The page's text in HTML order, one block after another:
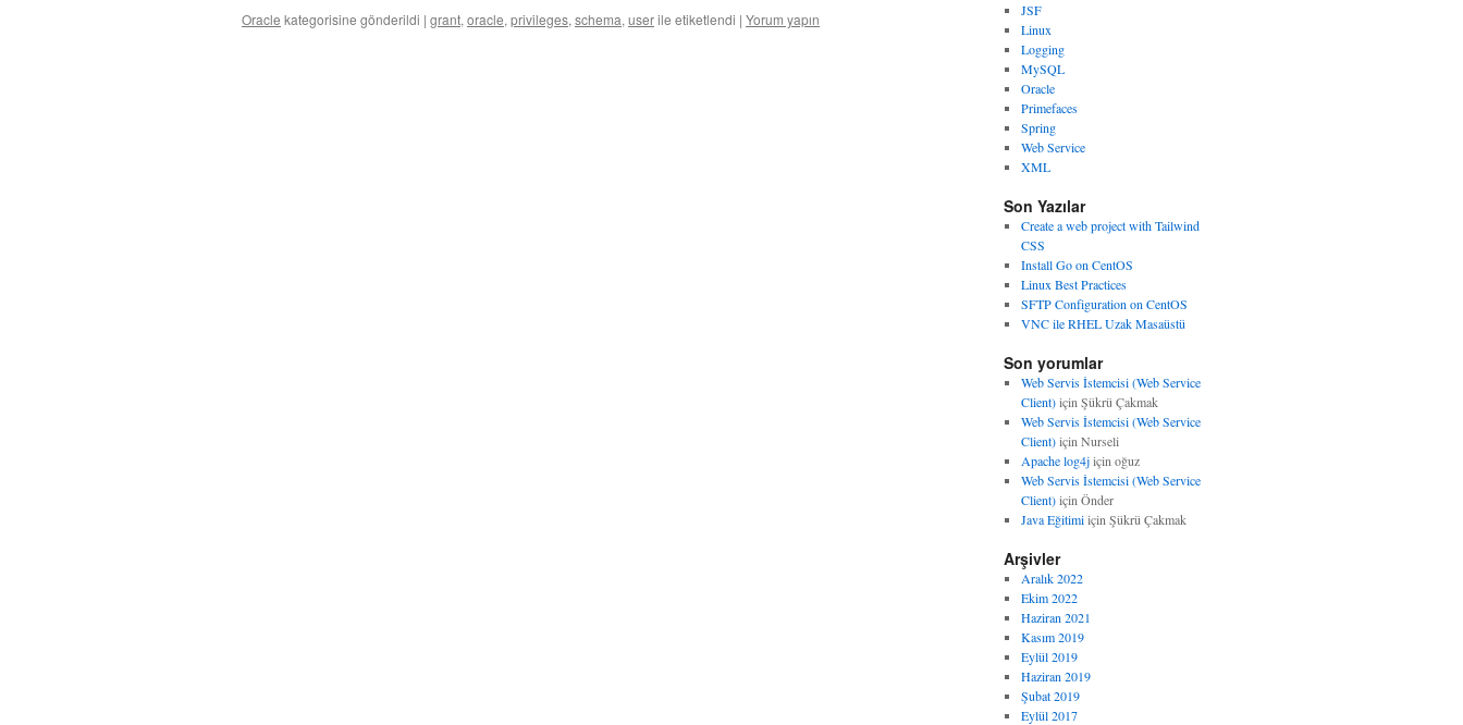
Oracle kategorisine gönderildi | grant, oracle, privileges, schema, userile etiketlendi | Yorum yapın
JSF
Linux
Logging
MySQL
Oracle
Primefaces
Spring
Web Service
XML
Son Yazılar
Create a web project with Tailwind
CSS
Install Go on CentOS
Linux Best Practices
SFTP Configuration on CentOS
VNC ile RHEL Uzak Masaüstü
Son yorumlar
Web Servis İstemcisi (Web Service
Client)için Şükrü Çakmak
Web Servis İstemcisi (Web Service
Client)için Nurseli
Apache log4jiçin oğuz
Web Servis İstemcisi (Web Service
Client)için Önder
Java Eğitimiiçin Şükrü Çakmak
Arşivler
Aralık 2022
Ekim 2022
Haziran 2021
Kasım 2019
Eylül 2019
Haziran 2019
Şubat 2019
Eylül 2017